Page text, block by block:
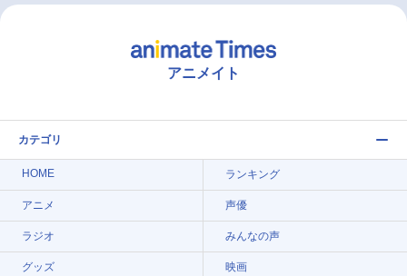
アニメイト
カテゴリ
HOME ランキング
アニメ 声優
ラジオ みんなの声
グッズ 映画